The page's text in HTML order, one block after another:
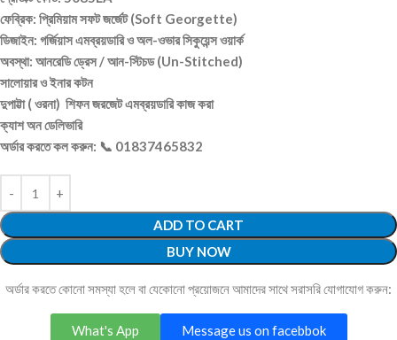
ফেব্রিক: প্রিমিয়াম সফট জর্জেট (Soft Georgette)
ডিজাইন: গর্জিয়াস এমব্রয়ডারি ও অল-ওভার সিকুয়েন্স ওয়ার্ক
অবস্থা: আনরেডি ড্রেস / আন-স্টিচড (Un-Stitched)
সালোয়ার ও ইনার কটন
দুপাট্টা ( ওরনা) শিফন জরজেট এমব্রয়ডারি কাজ করা
ক্যাশ অন ডেলিভারি
অর্ডার করতে কল করুন: 📞 01837465832
ADD TO CART
BUY NOW
অর্ডার করতে কোনো সমস্যা হলে বা যেকোনো প্রয়োজনে আমাদের সাথে সরাসরি যোগাযোগ করুন:
Message us on facebbok
What's App